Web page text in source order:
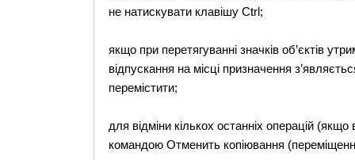
не натискувати клавішу Ctrl;
якщо при перетягуванні значків об’єктів
відпускання на місці призначення
перемістити;
для відміни кількох останніх операцій
командою Отменить копіювання